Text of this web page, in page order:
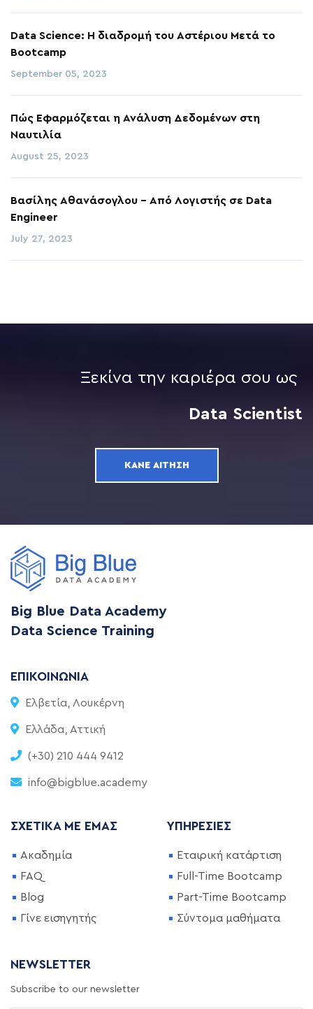
Data Science: Η διαδρομή του Αστέριου Μετά το
Bootcamp
September 05, 2023
Πώς Εφαρμόζεται η Ανάλυση Δεδομένων στη
Ναυτιλία
August 25, 2023
Βασίλης Αθανάσογλου - Από Λογιστής σε Data
Engineer
July 27, 2023
Ξεκίνα την καριέρα σου ως
Data Scientist
ΚΆΝΕ ΑΊΤΗΣΗ
Big Blue Data Academy
Data Science Training
ΕΠΙΚΟΙΝΩΝΊΑ
Ελβετία, Λουκέρνη
Ελλάδα, Αττική
(+30) 210 444 9412
info@bigblue.academy
ΣΧΕΤΙΚΆ ΜΕ ΕΜΆΣ
Ακαδημία
FAQ
Blog
Γίνε εισηγητής
ΥΠΗΡΕΣΊΕΣ
Εταιρική κατάρτιση
Full-Time Bootcamp
Part-Time Bootcamp
Σύντομα μαθήματα
NEWSLETTER
Subscribe to our newsletter